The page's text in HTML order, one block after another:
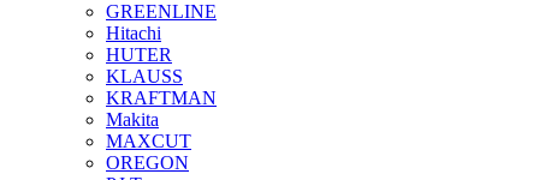
GREENLINE
Hitachi
HUTER
KLAUSS
KRAFTMAN
Makita
MAXCUT
OREGON